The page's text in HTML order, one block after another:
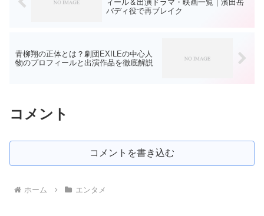
ィール＆出演ドラマ・映画一覧｜濱田岳
バディ役で再ブレイク
青柳翔の正体とは？劇団EXILEの中心人
物のプロフィールと出演作品を徹底解説
コメント
コメントを書き込む
ホーム エンタメ